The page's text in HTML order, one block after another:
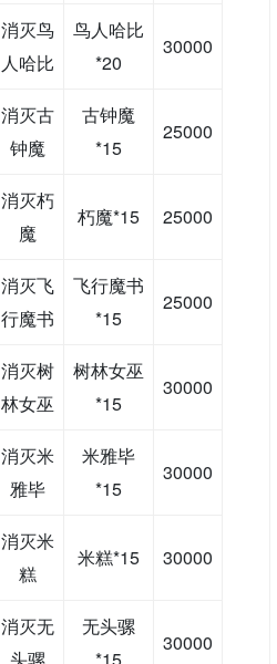
消灭鸟
人哈比
鸟人哈比
*20
30000
消灭古
钟魔
古钟魔
*15
25000
消灭朽
魔
朽魔*15 25000
消灭飞
行魔书
飞行魔书
*15
25000
消灭树
林女巫
树林女巫
*15
30000
消灭米
雅毕
米雅毕
*15
30000
消灭米
糕
米糕*15 30000
消灭无
头骡
无头骡
*15
30000